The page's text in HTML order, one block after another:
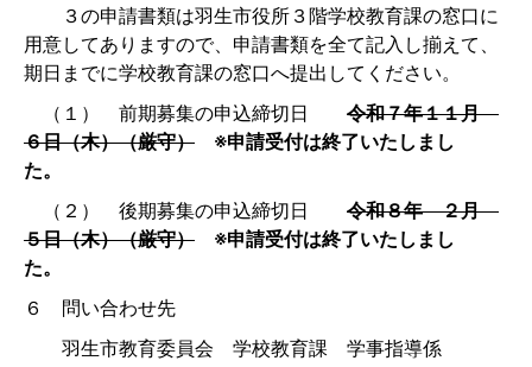
３の申請書類は羽生市役所３階学校教育課の窓口に
用意してありますので、申請書類を全て記入し揃えて、
期日までに学校教育課の窓口へ提出してください。
（１） 前期募集の申込締切日 令和７年１１月
６日（木）（厳守） ※申請受付は終了いたしまし
た。
（２） 後期募集の申込締切日 令和８年 ２月
５日（木）（厳守） ※申請受付は終了いたしまし
た。
６ 問い合わせ先
羽生市教育委員会 学校教育課 学事指導係